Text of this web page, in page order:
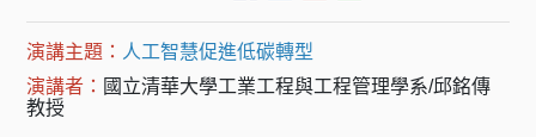
演講主題： 人工智慧促進低碳轉型
演講者： 國立清華大學工業工程與工程管理學系/邱銘傳
教授